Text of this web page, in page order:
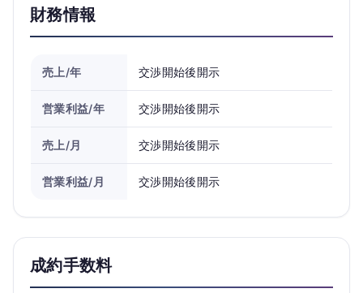
財務情報
売上/年 交渉開始後開示
営業利益/年 交渉開始後開示
売上/月 交渉開始後開示
営業利益/月 交渉開始後開示
成約手数料